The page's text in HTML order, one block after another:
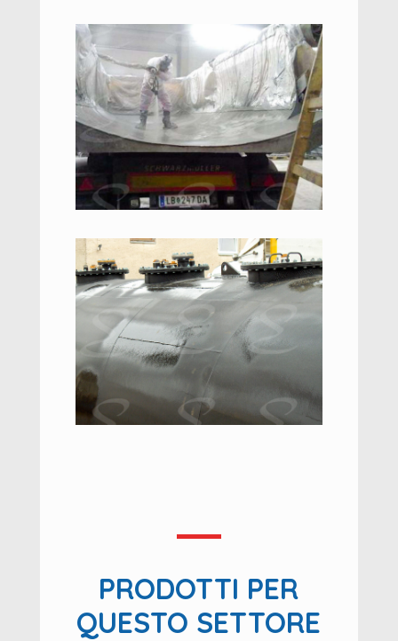
PRODOTTI PER
QUESTO SETTORE